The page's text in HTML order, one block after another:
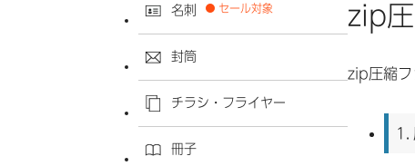
名刺 セール対象
封筒
チラシ・フライヤー
冊子
zip
zip圧縮フ
1.